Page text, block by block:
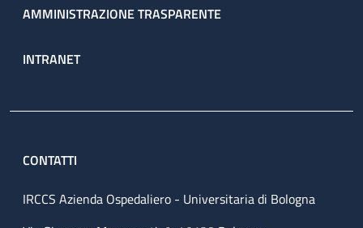
AMMINISTRAZIONE TRASPARENTE
INTRANET
CONTATTI
IRCCS Azienda Ospedaliero - Universitaria di Bologna